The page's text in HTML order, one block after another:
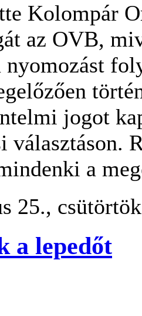
Kolompár
az OVB,
nyomozást
jogot
választáson.
a
25.,
a lepedőt